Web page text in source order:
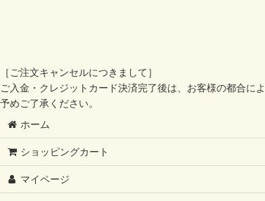
［ご注文キャンセルにつきまして］
ご入金・クレジットカード決済完了後は、お客様の都合に
予めご了承ください。
ホーム
ショッピングカート
マイページ